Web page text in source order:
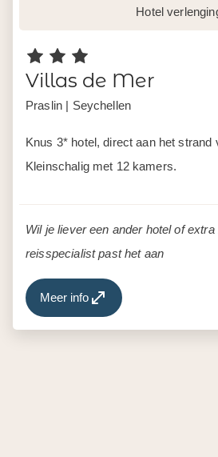
Hotel
Villas de Mer
Praslin | Seychellen
Knus 3* hotel, direct aan het strand
Kleinschalig met 12 kamers.
Wil je liever een ander hotel of
reisspecialist past het aan
Meer info